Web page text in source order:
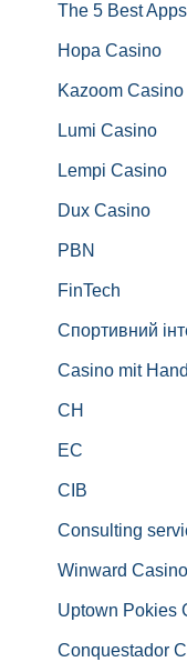
The 5 Best
Hopa Casino
Kazoom Casino
Lumi Casino
Lempi Casino
Dux Casino
PBN
FinTech
Спортивний
Casino mit
CH
EC
CIB
Consulting
Winward Casino
Uptown Pokies
Conquestador